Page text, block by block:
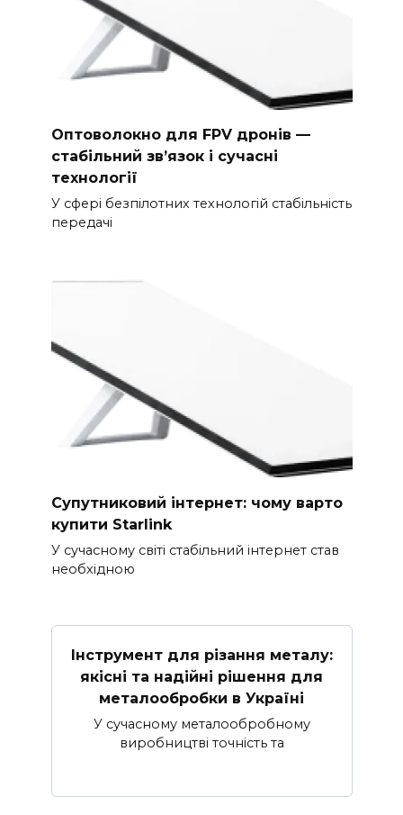
Оптоволокно для FPV дронів —
стабільний зв’язок і сучасні
технології
У сфері безпілотних технологій стабільність
передачі
Супутниковий інтернет: чому варто
купити Starlink
У сучасному світі стабільний інтернет став
необхідною
Інструмент для різання металу:
якісні та надійні рішення для
металообробки в Україні
У сучасному металообробному
виробництві точність та